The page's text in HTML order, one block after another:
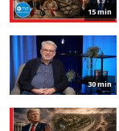
15 min
30 min